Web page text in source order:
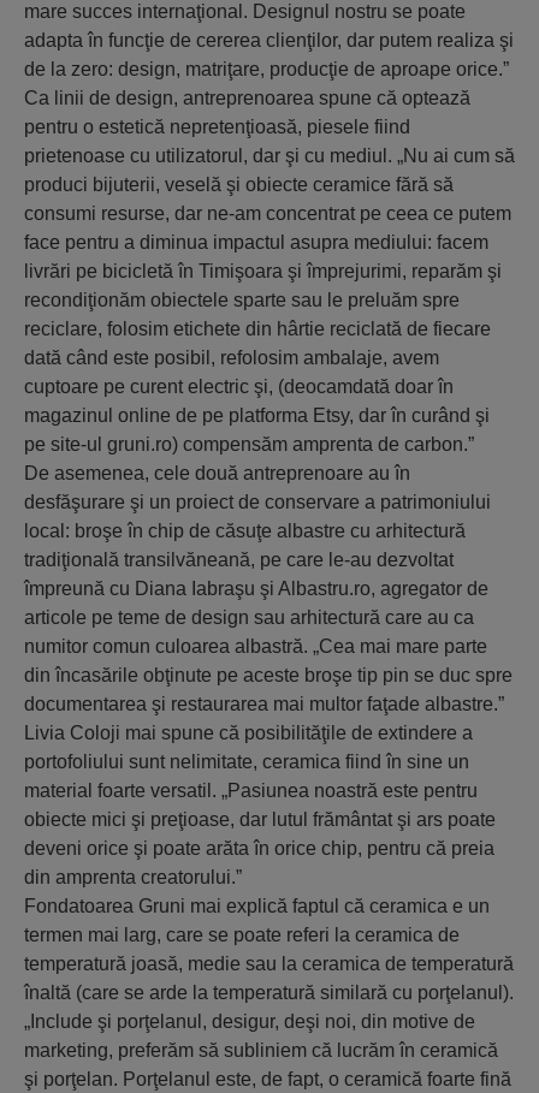
mare succes internaţional. Designul nostru se poate
adapta în funcţie de cererea clienţilor, dar putem realiza şi
de la zero: design, matriţare, producţie de aproape orice.”
Ca linii de design, antreprenoarea spune că optează
pentru o estetică nepretenţioasă, piesele fiind
prietenoase cu utilizatorul, dar şi cu mediul. „Nu ai cum să
produci bijuterii, veselă şi obiecte ceramice fără să
consumi resurse, dar ne-am concentrat pe ceea ce putem
face pentru a diminua impactul asupra mediului: facem
livrări pe bicicletă în Timişoara şi împrejurimi, reparăm şi
recondiţionăm obiectele sparte sau le preluăm spre
reciclare, folosim etichete din hârtie reciclată de fiecare
dată când este posibil, refolosim ambalaje, avem
cuptoare pe curent electric şi, (deocamdată doar în
magazinul online de pe platforma Etsy, dar în curând şi
pe site-ul gruni.ro) compensăm amprenta de carbon.”
De asemenea, cele două antreprenoare au în
desfăşurare şi un proiect de conservare a patrimoniului
local: broşe în chip de căsuţe albastre cu arhitectură
tradiţională transilvăneană, pe care le-au dezvoltat
împreună cu Diana Iabraşu şi Albastru.ro, agregator de
articole pe teme de design sau arhitectură care au ca
numitor comun culoarea albastră. „Cea mai mare parte
din încasările obţinute pe aceste broşe tip pin se duc spre
documentarea şi restaurarea mai multor faţade albastre.”
Livia Coloji mai spune că posibilităţile de extindere a
portofoliului sunt nelimitate, ceramica fiind în sine un
material foarte versatil. „Pasiunea noastră este pentru
obiecte mici şi preţioase, dar lutul frământat şi ars poate
deveni orice şi poate arăta în orice chip, pentru că preia
din amprenta creatorului.”
Fondatoarea Gruni mai explică faptul că ceramica e un
termen mai larg, care se poate referi la ceramica de
temperatură joasă, medie sau la ceramica de temperatură
înaltă (care se arde la temperatură similară cu porţelanul).
„Include şi porţelanul, desigur, deşi noi, din motive de
marketing, preferăm să subliniem că lucrăm în ceramică
şi porţelan. Porţelanul este, de fapt, o ceramică foarte fină